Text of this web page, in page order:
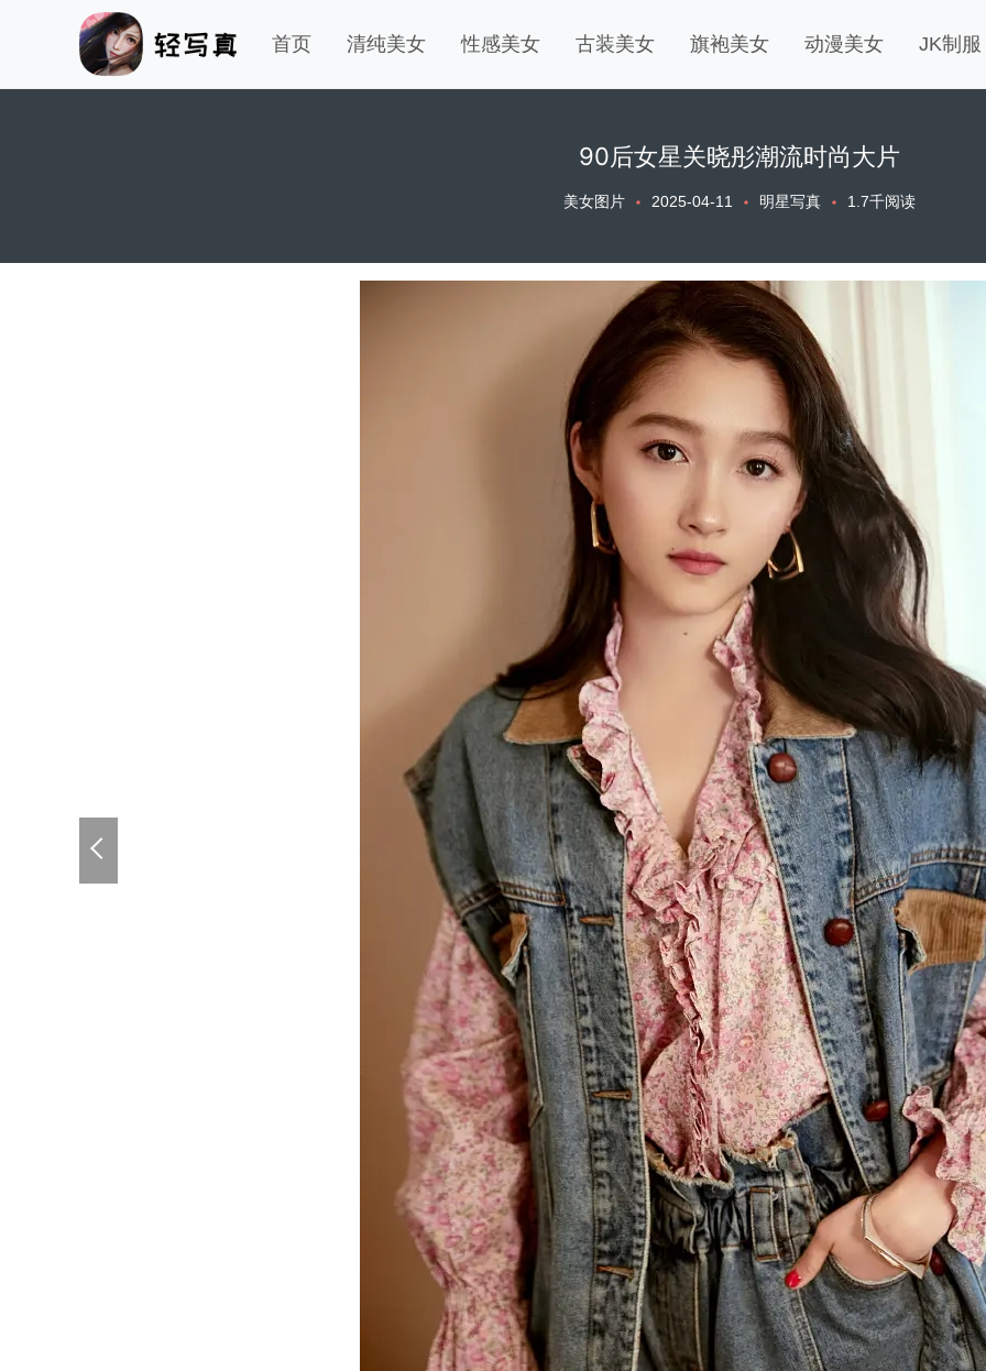
首页 清纯美女 性感美女 古装美女 旗袍美女 动漫美女 JK制服
90后女星关晓彤潮流时尚大片
美女图片 2025-04-11 明星写真 1.7千阅读